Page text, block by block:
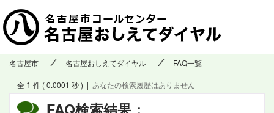
名古屋市 名古屋おしえてダイヤル FAQ一覧
全 1 件 ( 0.0001 秒 ) | あなたの検索履歴はありません